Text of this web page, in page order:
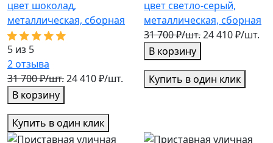
цвет шоколад,
металлическая, cборная
5 из 5
2отзыва
31 700 ₽/шт.24 410 ₽/шт.
В корзину
Купить в один клик
цвет светло-серый,
металлическая, cборная
31 700 ₽/шт.24 410 ₽/шт.
В корзину
Купить в один клик